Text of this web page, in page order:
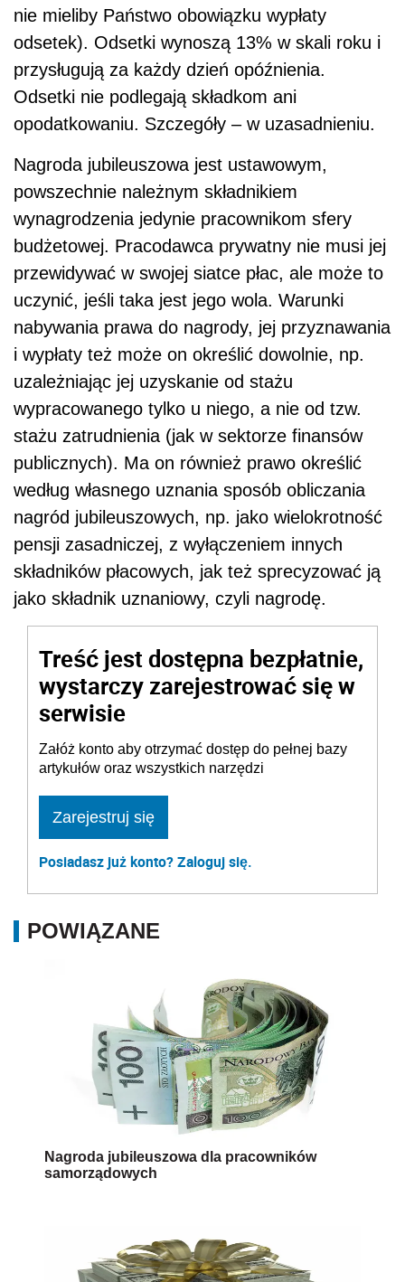
nie mieliby Państwo obowiązku wypłaty
odsetek). Odsetki wynoszą 13% w skali roku i
przysługują za każdy dzień opóźnienia.
Odsetki nie podlegają składkom ani
opodatkowaniu. Szczegóły – w uzasadnieniu.
Nagroda jubileuszowa jest ustawowym,
powszechnie należnym składnikiem
wynagrodzenia jedynie pracownikom sfery
budżetowej. Pracodawca prywatny nie musi jej
przewidywać w swojej siatce płac, ale może to
uczynić, jeśli taka jest jego wola. Warunki
nabywania prawa do nagrody, jej przyznawania
i wypłaty też może on określić dowolnie, np.
uzależniając jej uzyskanie od stażu
wypracowanego tylko u niego, a nie od tzw.
stażu zatrudnienia (jak w sektorze finansów
publicznych). Ma on również prawo określić
według własnego uznania sposób obliczania
nagród jubileuszowych, np. jako wielokrotność
pensji zasadniczej, z wyłączeniem innych
składników płacowych, jak też sprecyzować ją
jako składnik uznaniowy, czyli nagrodę.
Treść jest dostępna bezpłatnie,
wystarczy zarejestrować się w
serwisie
Załóż konto aby otrzymać dostęp do pełnej bazy
artykułów oraz wszystkich narzędzi
Zarejestruj się
Posiadasz już konto? Zaloguj się.
POWIĄZANE
Nagroda jubileuszowa dla pracowników
samorządowych